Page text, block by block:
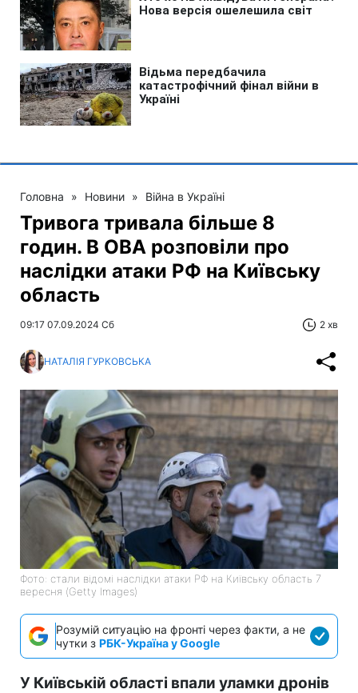
Головна » Новини » Війна в Україні
Тривога тривала більше 8
годин. В ОВА розповіли про
наслідки атаки РФ на Київську
область
09:17 07.09.2024 Сб 2 хв
НАТАЛІЯ ГУРКОВСЬКА
Фото: стали відомі наслідки атаки РФ на Київську область 7
вересня (Getty Images)
Розумій ситуацію на фронті через факти, а не
чутки з РБК-Україна у Google
У Київській області впали уламки дронів